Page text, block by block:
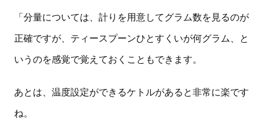
「分量については、計りを用意してグラム数を見るのが
正確ですが、ティースプーンひとすくいが何グラム、と
いうのを感覚で覚えておくこともできます。
あとは、温度設定ができるケトルがあると非常に楽です
ね。